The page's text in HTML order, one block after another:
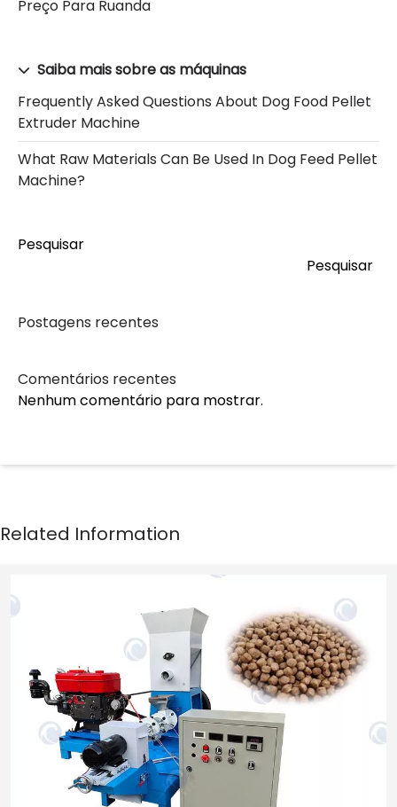
Preço Para Ruanda
Saiba mais sobre as máquinas
Frequently Asked Questions About Dog Food Pellet
Extruder Machine
What Raw Materials Can Be Used In Dog Feed Pellet
Machine?
Pesquisar
Pesquisar
Postagens recentes
Comentários recentes
Nenhum comentário para mostrar.